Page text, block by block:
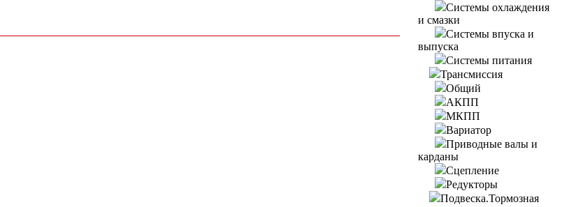
Системы охлаждения
и смазки
Системы впуска и
выпуска
Системы питания
Трансмиссия
Общий
АКПП
МКПП
Вариатор
Приводные валы и
карданы
Сцепление
Редукторы
Подвеска.Тормозная